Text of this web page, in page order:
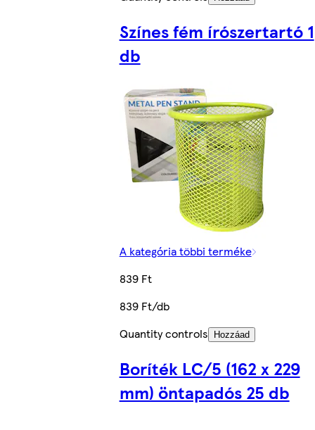
Színes fém írószertartó 1
db
A kategória többi terméke
839 Ft
839 Ft/db
Quantity controls
Hozzáad
Boríték LC/5 (162 x 229
mm) öntapadós 25 db